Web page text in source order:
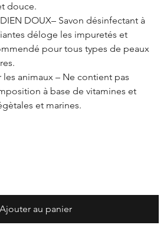
douce.
DOUX– Savon désinfectant à
déloge les impuretés et
pour tous types de peaux
animaux – Ne contient pas
à base de vitamines et
et marines.
Ajouter au panier